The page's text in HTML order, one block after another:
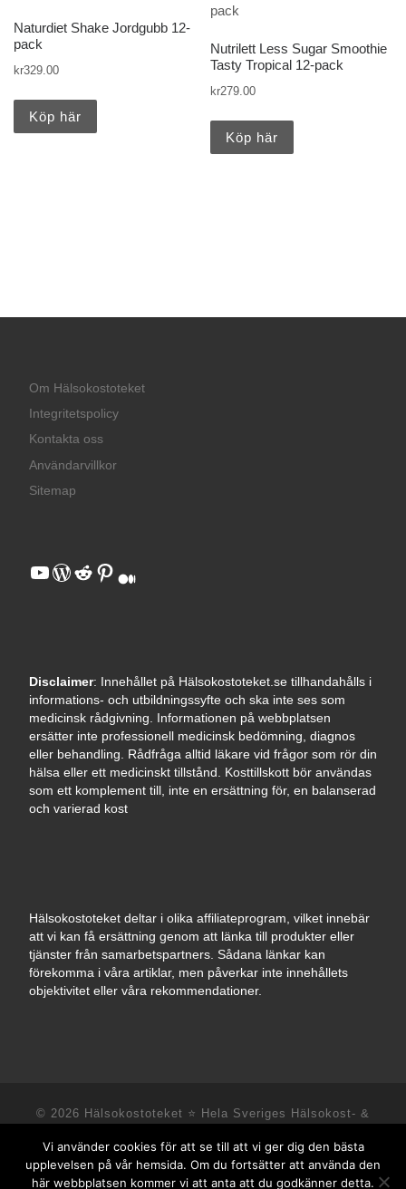
Naturdiet Shake Jordgubb 12-
pack
kr329.00
Köp här
Nutrilett Less Sugar Smoothie
Tasty Tropical 12-pack
kr279.00
Köp här
Om Hälsokostoteket
Integritetspolicy
Kontakta oss
Användarvillkor
Sitemap
YouTube
WordPress
Reddit
Pinterest
Medium
Disclaimer: Innehållet på Hälsokostoteket.se tillhandahålls i
informations- och utbildningssyfte och ska inte ses som
medicinsk rådgivning. Informationen på webbplatsen
ersätter inte professionell medicinsk bedömning, diagnos
eller behandling. Rådfråga alltid läkare vid frågor som rör din
hälsa eller ett medicinskt tillstånd. Kosttillskott bör användas
som ett komplement till, inte en ersättning för, en balanserad
och varierad kost
Hälsokostoteket deltar i olika affiliateprogram, vilket innebär
att vi kan få ersättning genom att länka till produkter eller
tjänster från samarbetspartners. Sådana länkar kan
förekomma i våra artiklar, men påverkar inte innehållets
objektivitet eller våra rekommendationer.
© 2026 Hälsokostoteket ⭐️ Hela Sveriges Hälsokost- &
Drivs med Temat Customizr
Vi använder cookies för att se till att vi ger dig den bästa
upplevelsen på vår hemsida. Om du fortsätter att använda den
här webbplatsen kommer vi att anta att du godkänner detta.